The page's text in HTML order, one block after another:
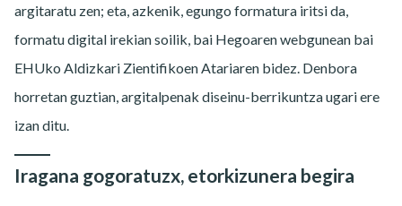
argitaratu zen; eta, azkenik, egungo formatura iritsi da,
formatu digital irekian soilik, bai Hegoaren webgunean bai
EHUko Aldizkari Zientifikoen Atariaren bidez. Denbora
horretan guztian, argitalpenak diseinu-berrikuntza ugari ere
izan ditu.
Iragana gogoratuzx, etorkizunera begira